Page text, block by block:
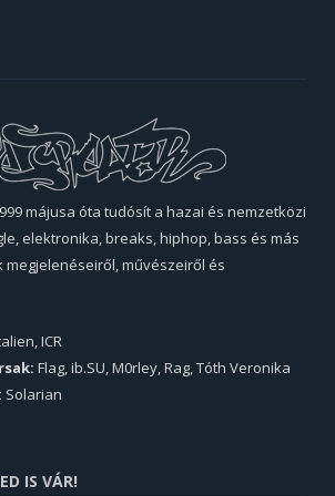
májusa óta tudósít a hazai és nemzetközi
elektronika, breaks, hiphop, bass és más
művészeiről és
ICR
Flag, ib.SU, M0rley, Rag, Tóth Veronika
Solarian
IS VÁR!